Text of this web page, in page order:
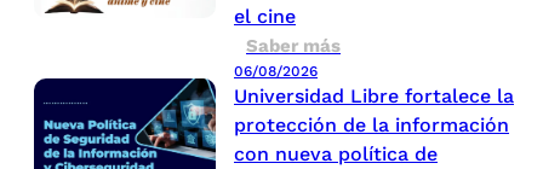
el cine
Saber más
06/08/2026
Universidad Libre fortalece la
protección de la información
con nueva política de